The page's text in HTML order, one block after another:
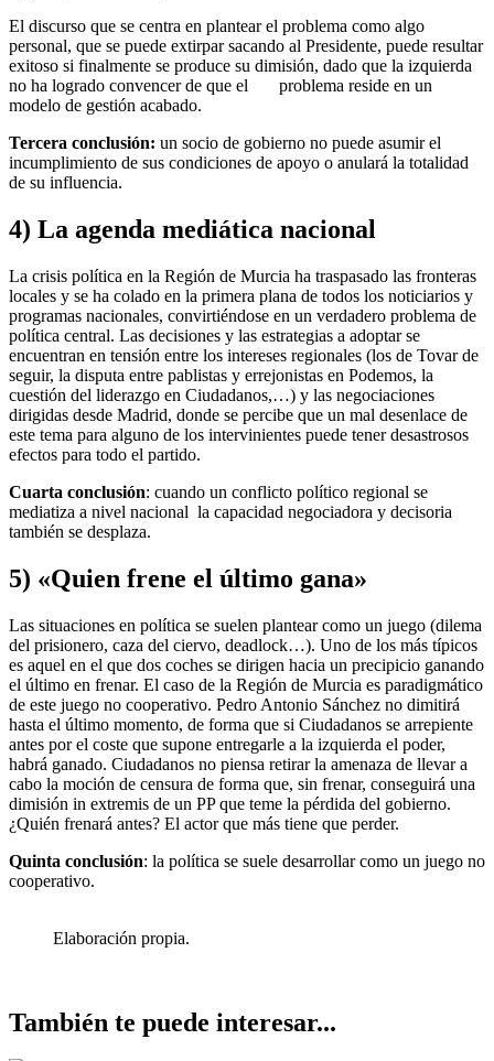
El discurso que se centra en plantear el problema como algo
personal, que se puede extirpar sacando al Presidente, puede resultar
exitoso si finalmente se produce su dimisión, dado que la izquierda
no ha logrado convencer de que el problema reside en un
modelo de gestión acabado.
Tercera conclusión: un socio de gobierno no puede asumir el
incumplimiento de sus condiciones de apoyo o anulará la totalidad
de su influencia.
4) La agenda mediática nacional
La crisis política en la Región de Murcia ha traspasado las fronteras
locales y se ha colado en la primera plana de todos los noticiarios y
programas nacionales, convirtiéndose en un verdadero problema de
política central. Las decisiones y las estrategias a adoptar se
encuentran en tensión entre los intereses regionales (los de Tovar de
seguir, la disputa entre pablistas y errejonistas en Podemos, la
cuestión del liderazgo en Ciudadanos,…) y las negociaciones
dirigidas desde Madrid, donde se percibe que un mal desenlace de
este tema para alguno de los intervinientes puede tener desastrosos
efectos para todo el partido.
Cuarta conclusión: cuando un conflicto político regional se
mediatiza a nivel nacional la capacidad negociadora y decisoria
también se desplaza.
5) «Quien frene el último gana»
Las situaciones en política se suelen plantear como un juego (dilema
del prisionero, caza del ciervo, deadlock…). Uno de los más típicos
es aquel en el que dos coches se dirigen hacia un precipicio ganando
el último en frenar. El caso de la Región de Murcia es paradigmático
de este juego no cooperativo. Pedro Antonio Sánchez no dimitirá
hasta el último momento, de forma que si Ciudadanos se arrepiente
antes por el coste que supone entregarle a la izquierda el poder,
habrá ganado. Ciudadanos no piensa retirar la amenaza de llevar a
cabo la moción de censura de forma que, sin frenar, conseguirá una
dimisión in extremis de un PP que teme la pérdida del gobierno.
¿Quién frenará antes? El actor que más tiene que perder.
Quinta conclusión: la política se suele desarrollar como un juego no
cooperativo.
Elaboración propia.
También te puede interesar...